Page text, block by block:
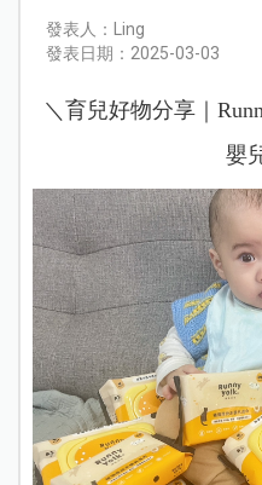
發表人：Ling
發表日期：2025-03-03
＼育兒好物分享｜
嬰